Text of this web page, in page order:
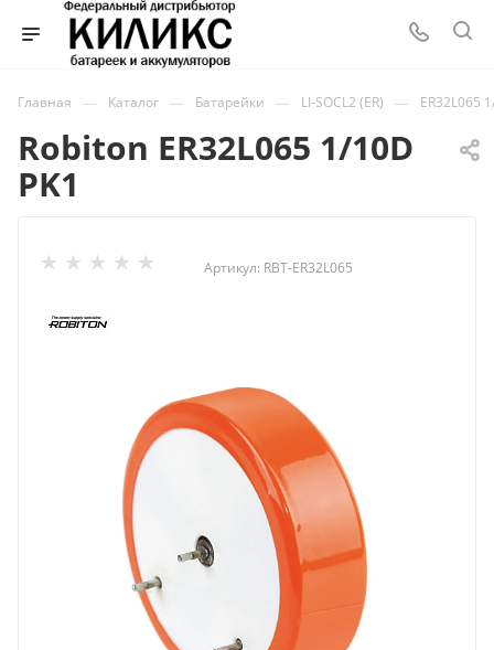
Главная — Каталог — Батарейки — LI-SOCL2 (ER) — ER32L065
Robiton ER32L065 1/10D
PK1
Артикул: RBT-ER32L065